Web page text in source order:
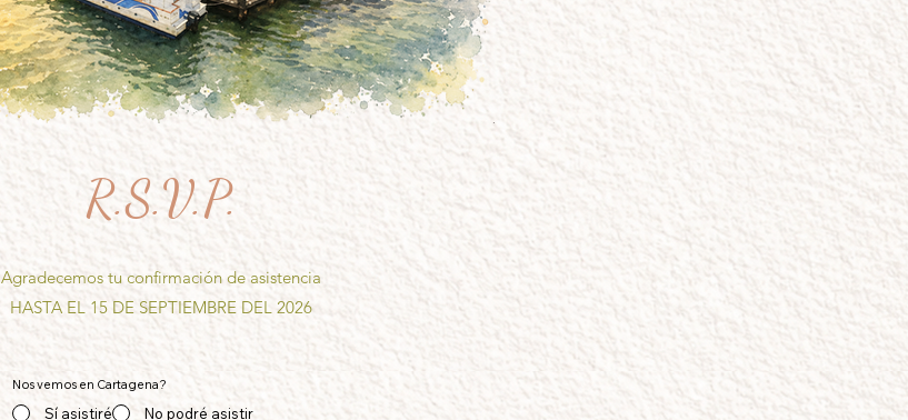
R.S.V.P.
Agradecemos tu confirmación de asistencia
HASTA EL 15 DE SEPTIEMBRE DEL 2026
Nos vemos en Cartagena?
Sí asistiré No podré asistir